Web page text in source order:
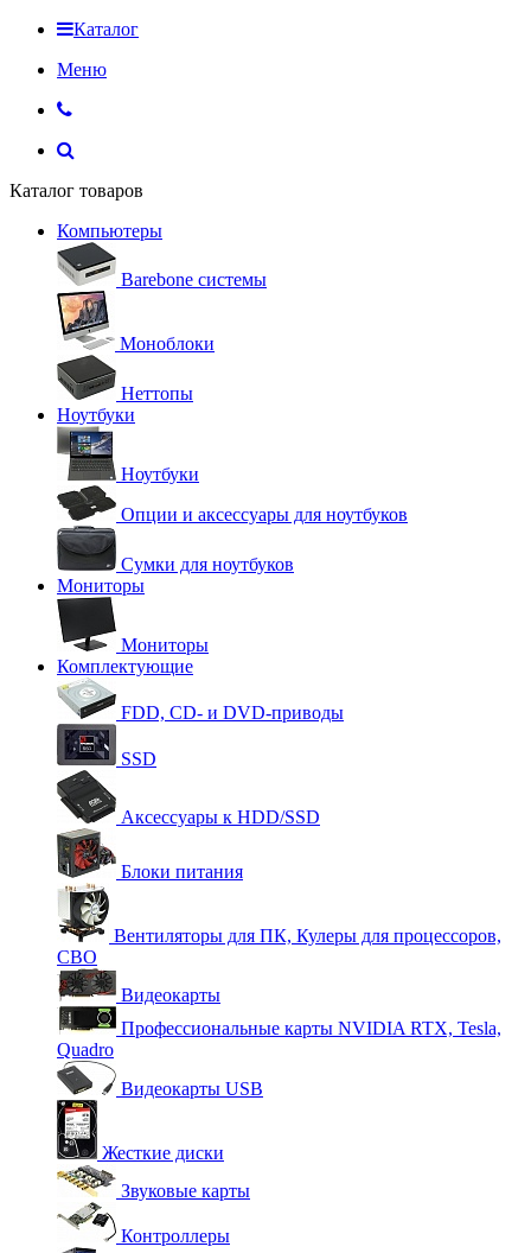
Каталог
Меню
Каталог товаров
Компьютеры
Barebone системы
Моноблоки
Неттопы
Ноутбуки
Ноутбуки
Опции и аксессуары для ноутбуков
Сумки для ноутбуков
Мониторы
Мониторы
Комплектующие
FDD, CD- и DVD-приводы
SSD
Аксессуары к HDD/SSD
Блоки питания
Вентиляторы для ПК, Кулеры для процессоров,
СВО
Видеокарты
Профессиональные карты NVIDIA RTX, Tesla,
Quadro
Видеокарты USB
Жесткие диски
Звуковые карты
Контроллеры